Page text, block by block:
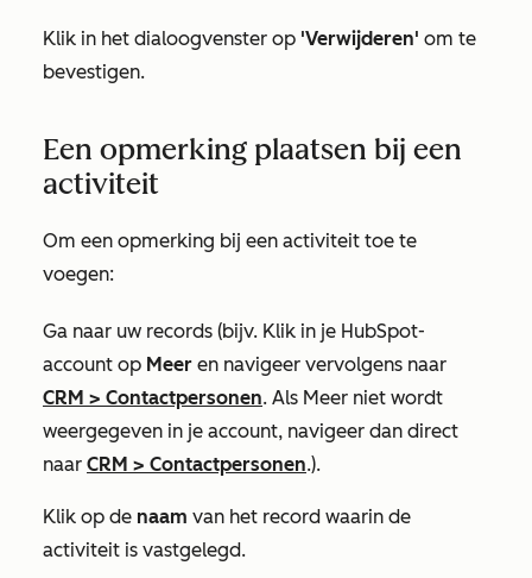
Klik in het dialoogvenster op 'Verwijderen' om te
bevestigen.
Een opmerking plaatsen bij een
activiteit
Om een opmerking bij een activiteit toe te
voegen:
Ga naar uw records (bijv. Klik in je HubSpot-
account op Meer en navigeer vervolgens naar
CRM > Contactpersonen. Als Meer niet wordt
weergegeven in je account, navigeer dan direct
naar CRM > Contactpersonen.).
Klik op de naam van het record waarin de
activiteit is vastgelegd.